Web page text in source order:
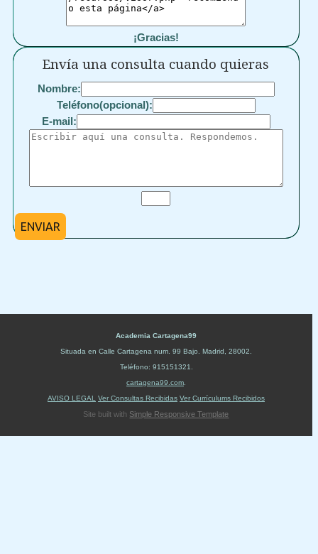
¡Gracias!
Envía una consulta cuando quieras
Nombre:
Teléfono(opcional):
E-mail:
ENVIAR
Academia Cartagena99
Situada en Calle Cartagena num. 99 Bajo Madrid 28002
Teléfono: 915151321
cartagena99.com
AVISO LEGAL
Ver Consultas Recibidas Ver Currículums Recibidos
Site built with Simple Responsive Template